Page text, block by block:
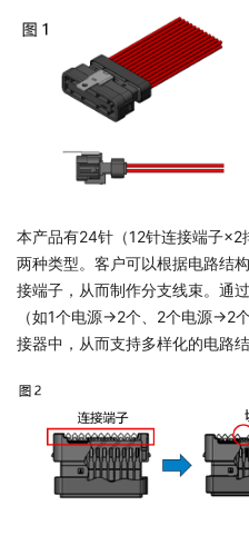
本产品有24针（12针连接端子×2
两种类型。客户可以根据电路结
接端子，从而制作分支线束。通
（如1个电源→2个、2个电源→2
接器中，从而支持多样化的电路